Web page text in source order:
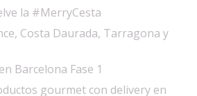
la #MerryCesta
Costa Daurada, Tarragona y
Barcelona Fase 1
gourmet con delivery en